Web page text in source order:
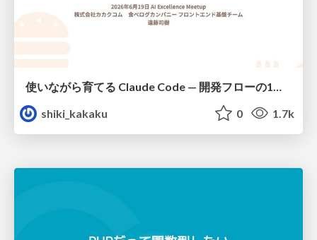
shiki_kakaku
0 1.7k